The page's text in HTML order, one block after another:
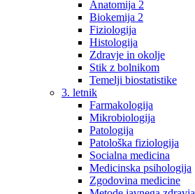
Anatomija 2
Biokemija 2
Fiziologija
Histologija
Zdravje in okolje
Stik z bolnikom
Temelji biostatistike
3. letnik
Farmakologija
Mikrobiologija
Patologija
Patološka fiziologija
Socialna medicina
Medicinska psihologija
Zgodovina medicine